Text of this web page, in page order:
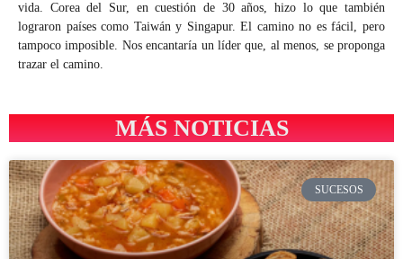
vida. Corea del Sur, en cuestión de 30 años, hizo lo que también
lograron países como Taiwán y Singapur. El camino no es fácil, pero
tampoco imposible. Nos encantaría un líder que, al menos, se proponga
trazar el camino.
MÁS NOTICIAS
SUCESOS